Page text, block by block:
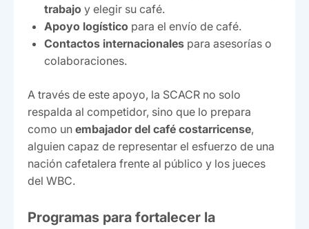
trabajo y elegir su café.
Apoyo logístico para el envío de café.
Contactos internacionales para asesorías o
colaboraciones.
A través de este apoyo, la SCACR no solo
respalda al competidor, sino que lo prepara
como un embajador del café costarricense,
alguien capaz de representar el esfuerzo de una
nación cafetalera frente al público y los jueces
del WBC.
Programas para fortalecer la